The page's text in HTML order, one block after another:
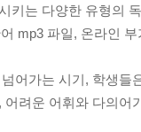
키는 다양한 유형의
mp3 파일, 온라인
어가는 시기, 학생
려운 어휘와 다의어